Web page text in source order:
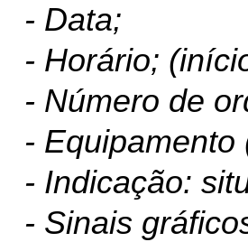
- Data;
- Horário;
- Número de
- Equipamento
- Indicação:
- Sinais